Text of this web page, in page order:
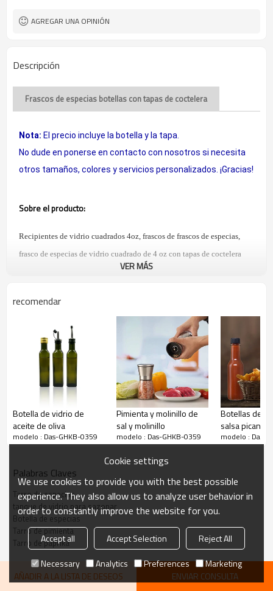
AGREGAR UNA OPINIÓN
Descripción
Frascos de especias botellas con tapas de coctelera
Nota: El precio incluye la botella y la tapa.
No dude en ponerse en contacto con nosotros si necesita
otros tamaños, colores y servicios personalizados. ¡Gracias!
Sobre el producto:
Recipientes de vidrio cuadrados 4oz, frascos de frascos de especias,
frasco de especias de vidrio cuadrado de 4 oz con tapas de coctelera
Frascos de vidrio de especias de primera calidad para servicio pesado.
Organice el cajón de especias, el gabinete o la despensa con un aspecto
Los frascos cuadrados de Talented Kitchen son perfectos para guardar
en un cajón, ya que no se enrollarán.
Dimensiones: 1.77 "diámetro por 4.01" altura
Información del Producto
nombre del producto
Recipientes de vidrio
cuadrados 4oz, frascos de
frascos de especia, frasco
cuadrado de especias de vidrio
de 4 oz de Cruet con tapas de
coctelera
Material
G
lass
VER MÁS
recomendar
Botella de vidrio de
aceite de oliva
modelo : Das-GHKB-0359
Pimienta y molinillo de
sal y molinillo
modelo : Das-GHKB-0359
Botellas de
salsa picante
modelo : Das-
Palabras Claves
Tarro de especias
tanque de vidrio para sazonar
Botella de especias
Tarro de pimienta
Tarro de paprika
AÑADIR A LA LISTA DE DESEOS ENVIAR CONSULTA
Cookie settings
We use cookies to provide you with the best possible
experience. They also allow us to analyze user behavior in
order to constantly improve the website for you.
Accept all Accept Selection
Reject All
Necessary
Analytics Preferences Marketing